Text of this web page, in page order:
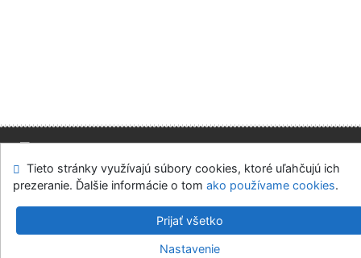
Mapa stránok Prístupnosť
Súkromie
Modul OpenSearch
Napíšte nám Nastavenie cookies
Slovenská ekonomická knižnica EU v Bratislave
v.4.8.63a-Cosmotron Slovakia, s.r.o.
Tieto stránky využívajú súbory cookies, ktoré uľahčujú ich
prezeranie. Ďalšie informácie o tom ako používame cookies.
Prijať všetko
Nastavenie